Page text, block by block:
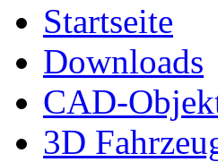
Startseite
Downloads
CAD-
3D